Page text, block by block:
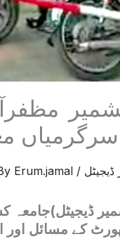
/
Erum.jamal
کے مسائل